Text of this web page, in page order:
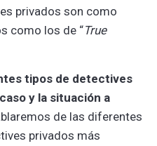
privados son como
como los de “True
tipos de detectives
y la situación a
de las diferentes
privados más